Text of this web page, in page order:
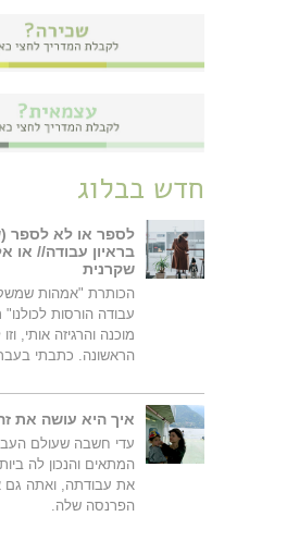
חדש בבלוג
לספר או לא
בראיון עבודה// או
שקרנית
הכותרת "אמהות
עבודה הורסות
מוכנה והרגיזה אותי,
הראשונה. כתבתי
איך היא עושה את זה
עדי חשבה שעולם
המתאים והנכון לה
את עבודתה, ואתה גם
הפרנסה שלה.